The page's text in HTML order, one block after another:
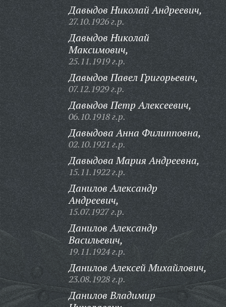
Давыдов Николай Андреевич,
27.10.1926 г.р.
Давыдов Николай
Максимович,
25.11.1919 г.р.
Давыдов Павел Григорьевич,
07.12.1929 г.р.
Давыдов Петр Алексеевич,
06.10.1918 г.р.
Давыдова Анна Филипповна,
02.10.1921 г.р.
Давыдова Мария Андреевна,
15.11.1922 г.р.
Данилов Александр
Андреевич,
15.07.1927 г.р.
Данилов Александр
Васильевич,
19.11.1924 г.р.
Данилов Алексей Михайлович,
23.08.1928 г.р.
Данилов Владимир